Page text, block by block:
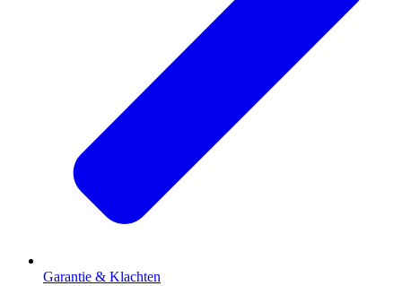
Garantie & Klachten